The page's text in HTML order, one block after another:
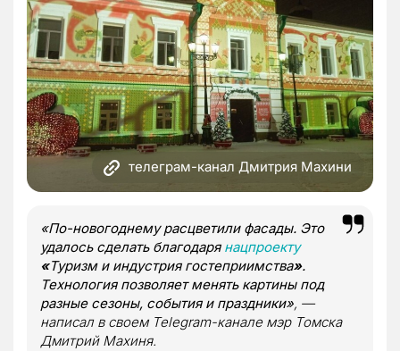
телеграм-канал Дмитрия Махини
«По-новогоднему расцветили фасады. Это
удалось сделать благодаря нацпроекту
«Туризм и индустрия гостеприимства».
Технология позволяет менять картины под
разные сезоны, события и праздники», —
написал в своем Telegram-канале мэр Томска
Дмитрий Махиня.